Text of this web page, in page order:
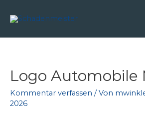
Inhalt
Logo Automobile
Kommentar verfassen / Von
2026